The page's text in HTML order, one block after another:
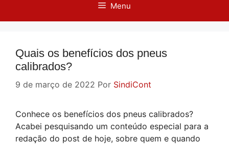
Menu
Quais os benefícios dos pneus
calibrados?
9 de março de 2022 Por SindiCont
Conhece os benefícios dos pneus calibrados?
Acabei pesquisando um conteúdo especial para a
redação do post de hoje, sobre quem e quando